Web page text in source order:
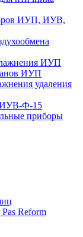
ИУП, ИУВ,
ИУП
ИУП
удаления
ИУВ-Ф-15
приборы
Reform